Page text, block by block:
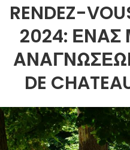
RENDEZ-
2024:
DE